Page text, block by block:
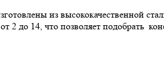
из высококачественной
2 до 14, что позволяет подобрать